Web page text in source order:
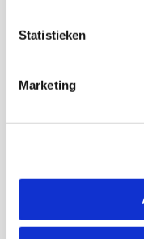
Statistieken
Marketing
Track en trace